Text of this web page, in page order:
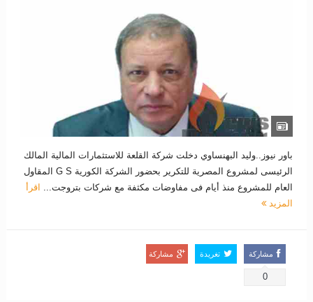
باور نيوز..وليد البهنساوي دخلت شركة القلعة للاستثمارات المالية المالك
الرئيسى لمشروع المصرية للتكرير بحضور الشركة الكورية G S المقاول
العام للمشروع منذ أيام فى مفاوضات مكثفة مع شركات بتروجت...
اقرأ
المزيد
مشاركة
0
تغريدة مشاركة